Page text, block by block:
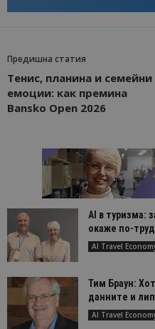
Предишна статия
Тенис, планина и семейни
емоции: как премина
Bansko Open 2026
AI в туризма:
окаже по-
AI Travel
Тим Браун:
данните и
AI Travel